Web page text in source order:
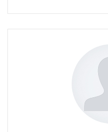
Conferenza "Star